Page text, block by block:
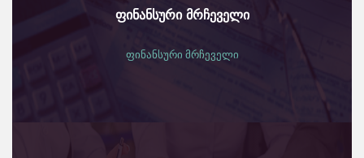
ფინანსური მრჩეველი
ფინანსური მრჩეველი